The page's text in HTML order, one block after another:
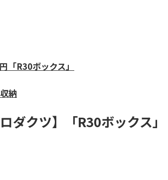
「R30ボックス」
納
ダクツ】「R30ボックス」